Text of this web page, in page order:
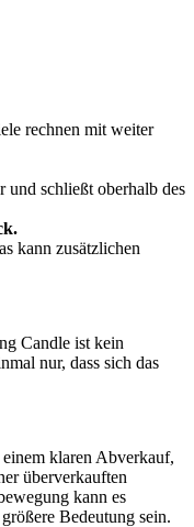
rechnen mit weiter
und schließt oberhalb des
kann zusätzlichen
Candle ist kein
nur, dass sich das
klaren Abverkauf,
überverkauften
kann es
Bedeutung sein.